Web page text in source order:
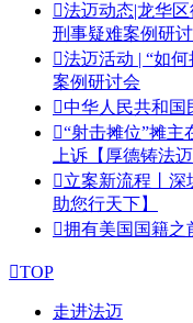
法迈动态|龙华
刑事疑难案例研
法迈活动 | “如
案例研讨会
中华人民共和国
“射击摊位”摊主
上诉【厚德铸法
立案新流程丨深
助您行天下】
拥有美国国籍之
TOP
走进法迈